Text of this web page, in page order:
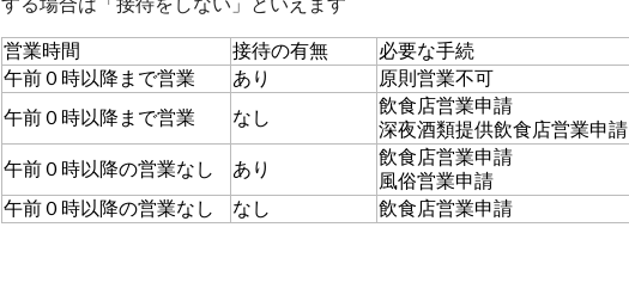
する場合は「接待をしない」といえます
営業時間 接待の有無
必要な手続
午前０時以降まで営業
あり
原則営業不可
午前０時以降まで営業
なし
飲食店営業申請
深夜酒類提供飲食店営業申請
午前０時以降の営業なし
あり
飲食店営業申請
風俗営業申請
午前０時以降の営業なし
なし 飲食店営業申請